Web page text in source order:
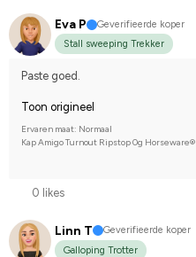
Eva P
Geverifieerde koper
Stall sweeping Trekker
Paste goed.
Toon origineel
Ervaren maat: Normaal
Kap Amigo Turnout Ripstop 0g Horseware®
0 likes
Linn T
Geverifieerde koper
Galloping Trotter